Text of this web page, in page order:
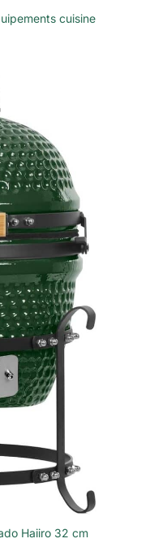
cuisine
Haiiro 32 cm